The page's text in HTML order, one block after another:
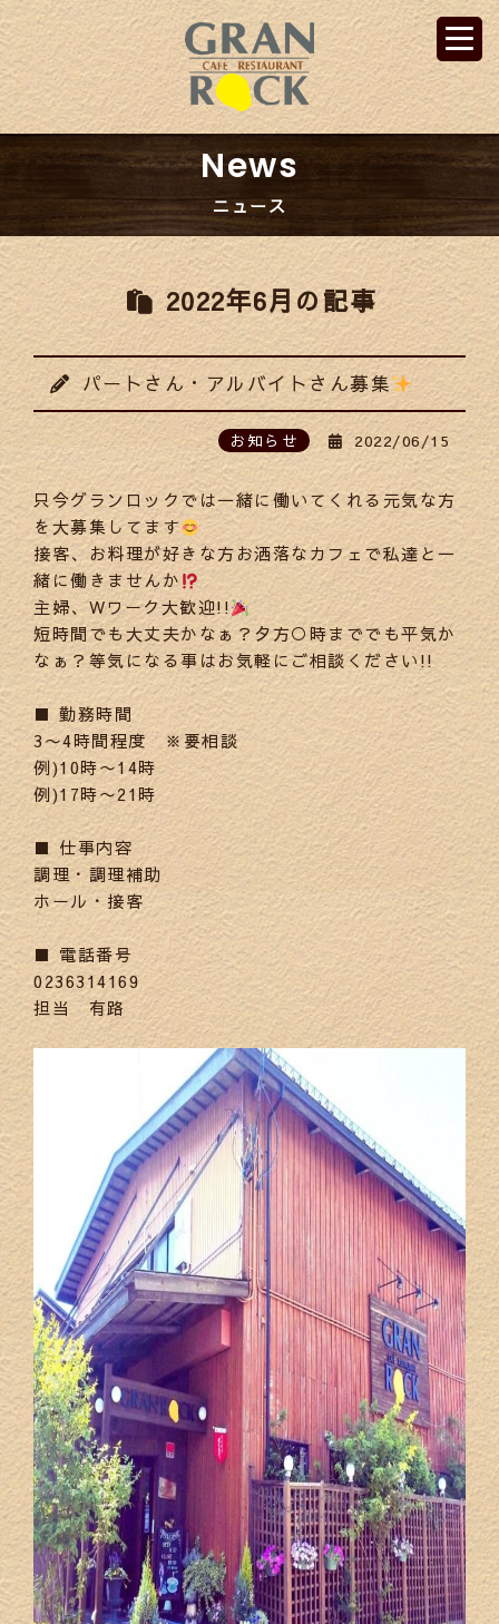
News
ニュース
2022年6月の記事
パートさん・アルバイトさん募集
お知らせ 2022/06/15
只今グランロックでは一緒に働いてくれる元気な方
を大募集してます
接客、お料理が好きな方お洒落なカフェで私達と一
緒に働きませんか
主婦、Wワーク大歓迎!!
短時間でも大丈夫かなぁ？夕方○時まででも平気か
なぁ？等気になる事はお気軽にご相談ください!!
■ 勤務時間
3〜4時間程度 ※要相談
例)10時〜14時
例)17時〜21時
■ 仕事内容
調理・調理補助
ホール・接客
■ 電話番号
0236314169
担当 有路